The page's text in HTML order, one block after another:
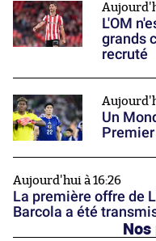
L'OM
grands
recruté
Un
Aujourd'hui à 16:26
La première offre de
Barcola a été